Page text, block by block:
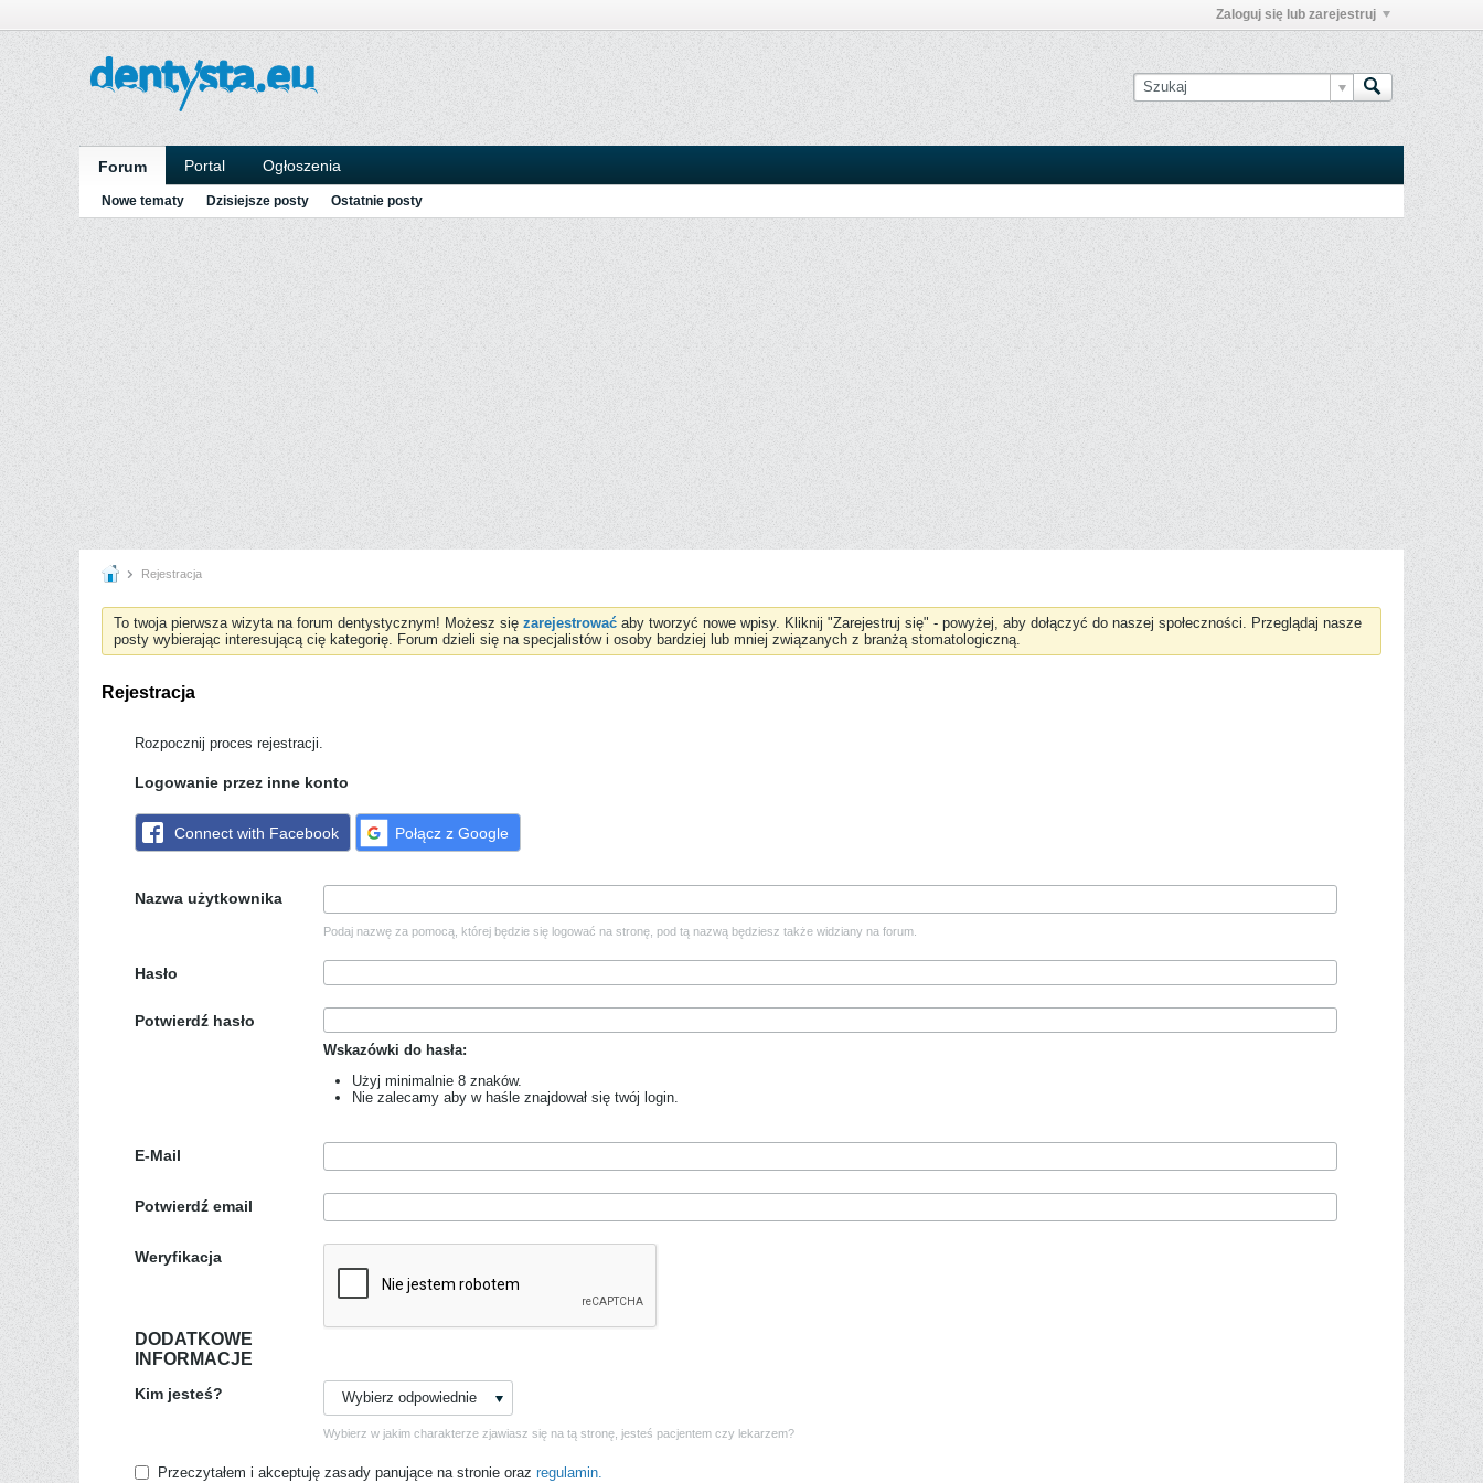
Zaloguj się lub zarejestruj
Forum Portal Ogłoszenia
Nowe tematy Dzisiejsze posty Ostatnie posty
Rejestracja
To twoja pierwsza wizyta na forum dentystycznym! Możesz się zarejestrować aby tworzyć nowe wpisy. Kliknij "Zarejestruj się" - powyżej, aby dołączyć do naszej społeczności. Przeglądaj nasze
posty wybierając interesującą cię kategorię. Forum dzieli się na specjalistów i osoby bardziej lub mniej związanych z branżą stomatologiczną.
Rejestracja
Rozpocznij proces rejestracji.
Logowanie przez inne konto
Connect with Facebook Połącz z Google
Nazwa użytkownika
Podaj nazwę za pomocą, której będzie się logować na stronę, pod tą nazwą będziesz także widziany na forum.
Hasło
Potwierdź hasło
Wskazówki do hasła:
Użyj minimalnie 8 znaków.
Nie zalecamy aby w haśle znajdował się twój login.
E-Mail
Potwierdź email
Weryfikacja
DODATKOWE
INFORMACJE
Kim jesteś? Wybierz odpowiednie
Wybierz w jakim charakterze zjawiasz się na tą stronę, jesteś pacjentem czy lekarzem?
Przeczytałem i akceptuję zasady panujące na stronie oraz regulamin.